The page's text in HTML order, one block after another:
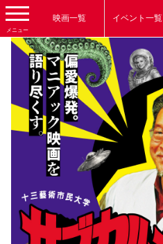
メニュー
映画一覧 イベント一覧